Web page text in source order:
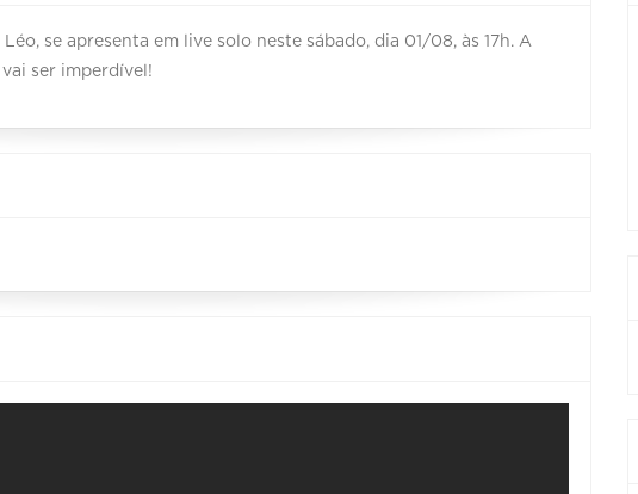
se apresenta em live solo neste sábado, dia 01/08, às 17h. A
ser imperdível!